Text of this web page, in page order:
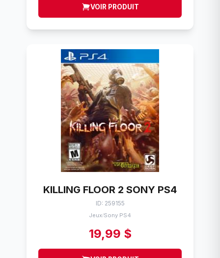
VOIR PRODUIT
KILLING FLOOR 2 SONY PS4
ID: 259155
Jeux/Sony PS4
19,99 $